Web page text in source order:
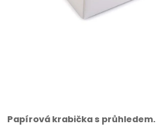
Papírová krabička s průhledem.